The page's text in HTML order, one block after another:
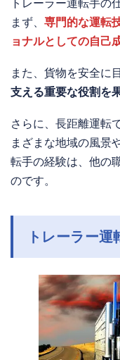
トレーラー運転手の
まず、 専門的な運転
ョナルとしての自己
また、貨物を安全に
支える重要な役割を
さらに、長距離運転
まざまな地域の風景
転手の経験は、他の
のです。
トレーラー